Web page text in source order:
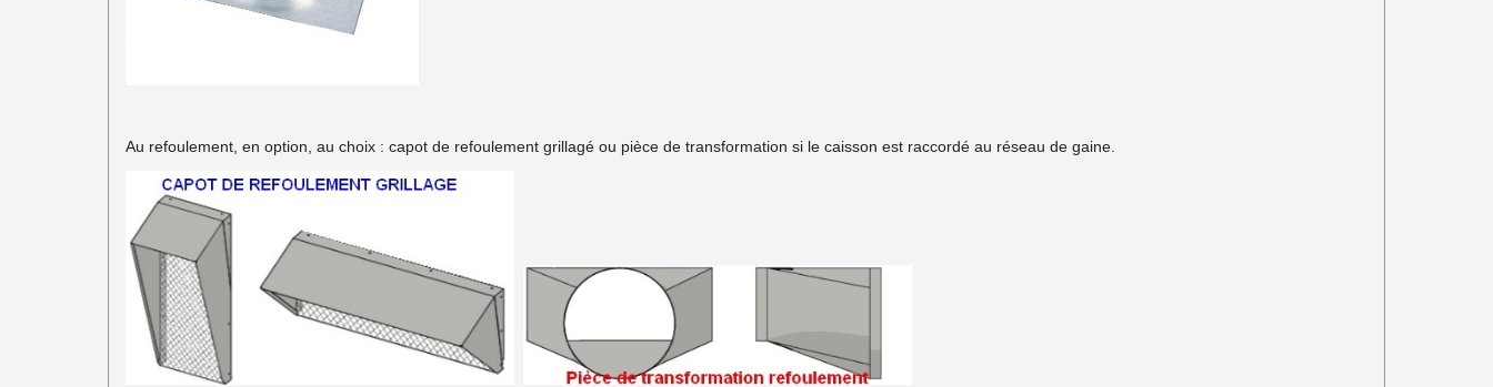
Au refoulement, en option, au choix : capot de refoulement grillagé ou pièce de transformation si le caisson est raccordé au réseau de gaine.